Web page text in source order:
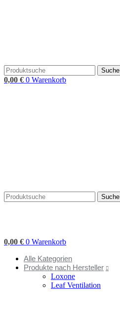
Suche
0,00 € 0 Warenkorb
Suche
0,00 € 0 Warenkorb
Alle Kategorien
Produkte nach Hersteller
Loxone
Leaf Ventilation